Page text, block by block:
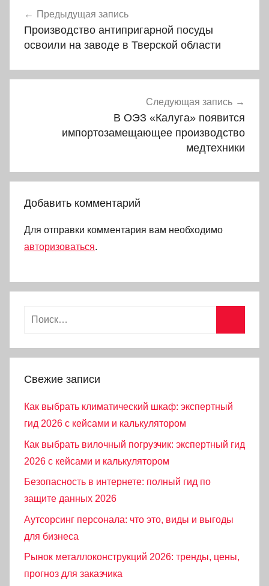
по
записям
Предыдущая запись
Производство антипригарной посуды
освоили на заводе в Тверской области
Следующая запись
В ОЭЗ «Калуга» появится
импортозамещающее производство
медтехники
Добавить комментарий
Для отправки комментария вам необходимо
авторизоваться.
Найти:
Свежие записи
Как выбрать климатический шкаф: экспертный
гид 2026 с кейсами и калькулятором
Как выбрать вилочный погрузчик: экспертный гид
2026 с кейсами и калькулятором
Безопасность в интернете: полный гид по
защите данных 2026
Аутсорсинг персонала: что это, виды и выгоды
для бизнеса
Рынок металлоконструкций 2026: тренды, цены,
прогноз для заказчика